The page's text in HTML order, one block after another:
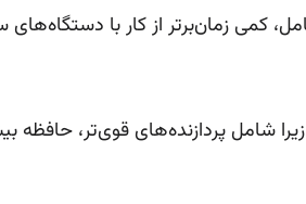
کمی زمان‌برتر از کار با
شامل پردازنده‌های قوی‌تر، حافظه